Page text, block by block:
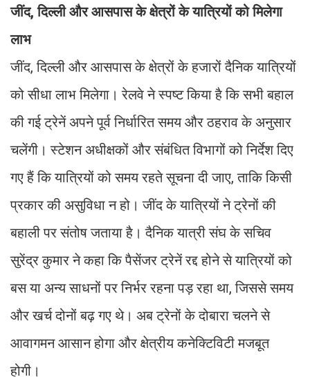
जींद, दिल्ली और आसपास के क्षेत्रों के यात्रियों को मिलेगा
लाभ
जींद, दिल्ली और आसपास के क्षेत्रों के हजारों दैनिक यात्रियों
को सीधा लाभ मिलेगा। रेलवे ने स्पष्ट किया है कि सभी बहाल
की गई ट्रेनें अपने पूर्व निर्धारित समय और ठहराव के अनुसार
चलेंगी। स्टेशन अधीक्षकों और संबंधित विभागों को निर्देश दिए
गए हैं कि यात्रियों को समय रहते सूचना दी जाए, ताकि किसी
प्रकार की असुविधा न हो। जींद के यात्रियों ने ट्रेनों की
बहाली पर संतोष जताया है। दैनिक यात्री संघ के सचिव
सुरेंद्र कुमार ने कहा कि पैसेंजर ट्रेनें रद्द होने से यात्रियों को
बस या अन्य साधनों पर निर्भर रहना पड़ रहा था, जिससे समय
और खर्च दोनों बढ़ गए थे। अब ट्रेनों के दोबारा चलने से
आवागमन आसान होगा और क्षेत्रीय कनेक्टिविटी मजबूत
होगी।